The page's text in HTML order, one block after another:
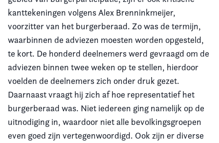
kanttekeningen volgens Alex Brenninkmeijer,
voorzitter van het burgerberaad. Zo was de termijn,
waarbinnen de adviezen moesten worden opgesteld,
te kort. De honderd deelnemers werd gevraagd om de
adviezen binnen twee weken op te stellen, hierdoor
voelden de deelnemers zich onder druk gezet.
Daarnaast vraagt hij zich af hoe representatief het
burgerberaad was. Niet iedereen ging namelijk op de
uitnodiging in, waardoor niet alle bevolkingsgroepen
even goed zijn vertegenwoordigd. Ook zijn er diverse